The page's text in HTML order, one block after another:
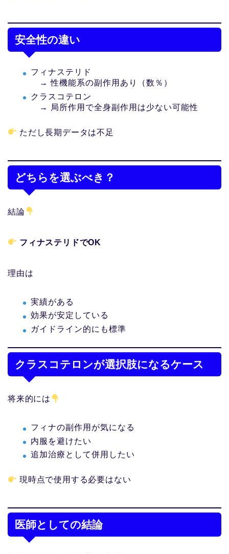
安全性の違い
フィナステリド
→ 性機能系の副作用あり（数％）
クラスコテロン
→ 局所作用で全身副作用は少ない可能性
ただし長期データは不足
どちらを選ぶべき？
結論
フィナステリドでOK
理由は
実績がある
効果が安定している
ガイドライン的にも標準
クラスコテロンが選択肢になるケース
将来的には
フィナの副作用が気になる
内服を避けたい
追加治療として併用したい
現時点で使用する必要はない
医師としての結論